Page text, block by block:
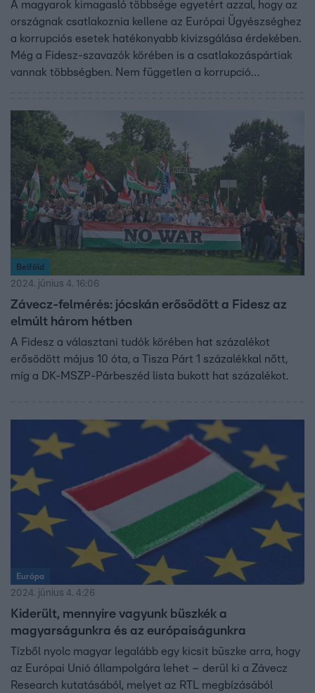
A magyarok kimagasló többsége egyetért azzal, hogy az
országnak csatlakoznia kellene az Európai Ügyészséghez
a korrupciós esetek hatékonyabb kivizsgálása érdekében.
Még a Fidesz-szavazók körében is a csatlakozáspártiak
vannak többségben. Nem független a korrupció
szervezetekhez kellene eljutniuk az uniós
támogatásoknak a kormányok kihagyásával.
Belföld
2024. június 4. 16:06
Závecz-felmérés: jócskán erősödött a Fidesz az
elmúlt három hétben
A Fidesz a választani tudók körében hat százalékot
erősödött május 10 óta, a Tisza Párt 1 százalékkal nőtt,
míg a DK-MSZP-Párbeszéd lista bukott hat százalékot.
Európa
2024. június 4. 4:26
Kiderült, mennyire vagyunk büszkék a
magyarságunkra és az európaiságunkra
Tízből nyolc magyar legalább egy kicsit büszke arra, hogy
az Európai Unió állampolgára lehet – derül ki a Závecz
Research kutatásából, melyet az RTL megbízásából